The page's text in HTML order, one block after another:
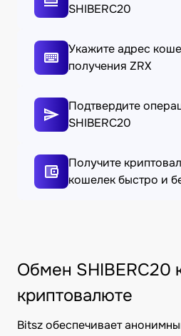
SHIBERC20
Укажите адрес
получения ZRX
Подтвердите
SHIBERC20
Получите
кошелек быстро и
Обмен SHIBERC20
криптовалюте
Bitsz обеспечивает